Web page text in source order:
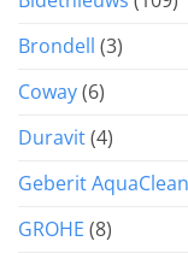
Brondell (3)
Coway(6)
Duravit(4)
Geberit AquaClean
GROHE (8)